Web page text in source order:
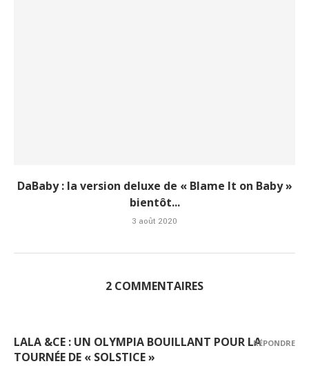
DaBaby : la version deluxe de « Blame It on Baby »
bientôt...
3 août 2020
2 COMMENTAIRES
LALA &CE : UN OLYMPIA BOUILLANT POUR LA
TOURNÉE DE « SOLSTICE »
RÉPONDRE